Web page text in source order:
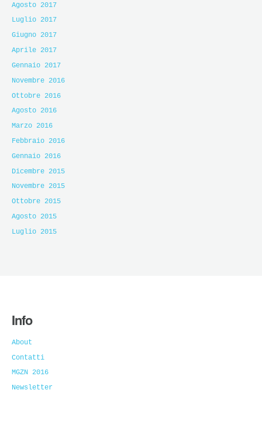
Agosto 2017
Luglio 2017
Giugno 2017
Aprile 2017
Gennaio 2017
Novembre 2016
Ottobre 2016
Agosto 2016
Marzo 2016
Febbraio 2016
Gennaio 2016
Dicembre 2015
Novembre 2015
Ottobre 2015
Agosto 2015
Luglio 2015
Info
About
Contatti
MGZN 2016
Newsletter